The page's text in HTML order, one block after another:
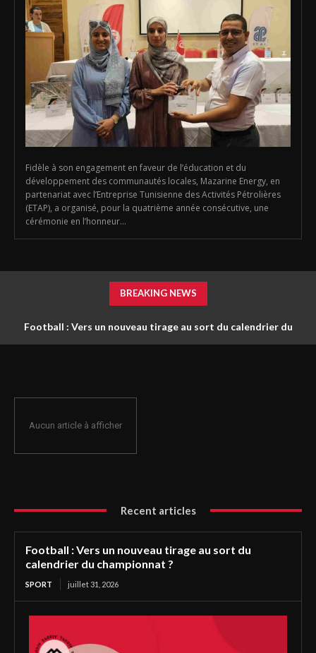
Fidèle à son engagement en faveur de l’éducation et du
développement des communautés locales, Mazarine Energy, en
partenariat avec l’Entreprise Tunisienne des Activités Pétrolières
(ETAP), a organisé, pour la quatrième année consécutive, une
cérémonie en l’honneur...
BREAKING NEWS
Football : Vers un nouveau tirage au sort du calendrier du
Aucun article à afficher
Recent articles
Football : Vers un nouveau tirage au sort du
calendrier du championnat ?
SPORT juillet 31, 2026